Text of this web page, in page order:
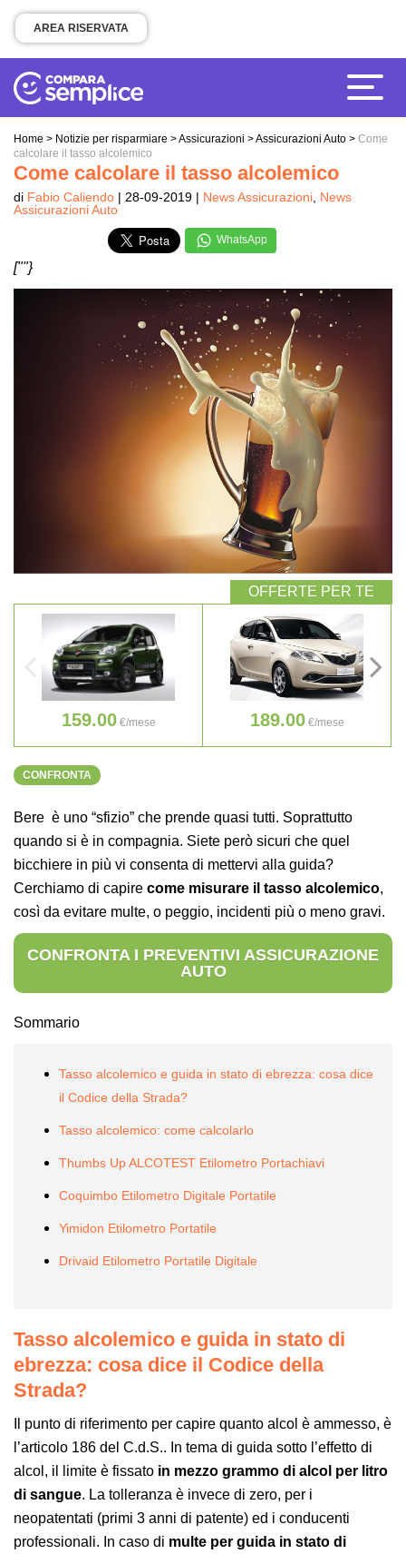
AREA RISERVATA
Home > Notizie per risparmiare >Assicurazioni >Assicurazioni Auto > Come
calcolare il tasso alcolemico
Come calcolare il tasso alcolemico
di Fabio Caliendo | 28-09-2019 | News Assicurazioni News
Assicurazioni Auto
WhatsApp
[""}
159.00€/mese 189.00€/mese
CONFRONTA
Bere è uno “sfizio” che prende quasi tutti. Soprattutto
quando si è in compagnia. Siete però sicuri che quel
bicchiere in più vi consenta di mettervi alla guida?
Cerchiamo di capire come misurare il tasso alcolemico,
così da evitare multe, o peggio, incidenti più o meno gravi.
CONFRONTA I PREVENTIVI ASSICURAZIONE
AUTO
Sommario
Tasso alcolemico e guida in stato di ebrezza: cosa dice
il Codice della Strada?
Tasso alcolemico: come calcolarlo
Thumbs Up ALCOTEST Etilometro Portachiavi
Coquimbo Etilometro Digitale Portatile
Yimidon Etilometro Portatile
Drivaid Etilometro Portatile Digitale
Tasso alcolemico e guida in stato di
ebrezza: cosa dice il Codice della
Strada?
Il punto di riferimento per capire quanto alcol è ammesso, è
l’articolo 186 del C.d.S.. In tema di guida sotto l’effetto di
alcol, il limite è fissato in mezzo grammo di alcol per litro
di sangue. La tolleranza è invece di zero, per i
neopatentati (primi 3 anni di patente) ed i conducenti
professionali. In caso di multe per guida in stato di